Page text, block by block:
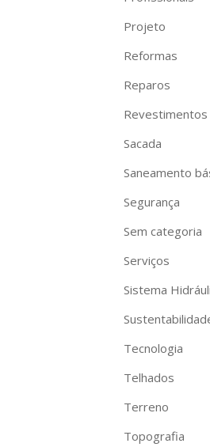
Projeto
Reformas
Reparos
Revestimentos
Sacada
Saneamento
Segurança
Sem categoria
Serviços
Sistema
Tecnologia
Telhados
Terreno
Topografia